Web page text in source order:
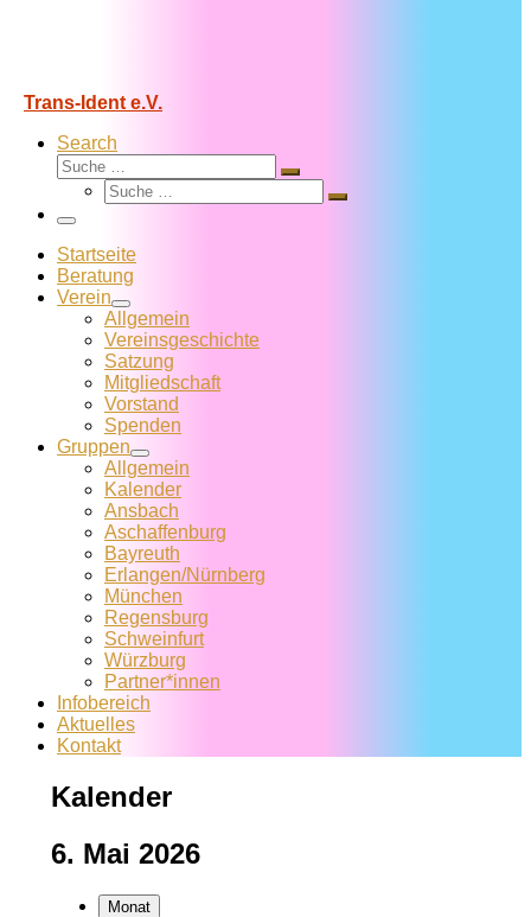
Trans-Ident e.V.
Search
Suche
Suche
Suche
Suche
Menü
Startseite
Beratung
Verein
Allgemein
Vereins­geschichte
Satzung
Mitglied­schaft
Vorstand
Spenden
Gruppen
Allgemein
Kalender
Ansbach
Aschaffenburg
Bayreuth
Erlangen/Nürnberg
München
Regensburg
Schweinfurt
Würzburg
Partner*innen
Infobereich
Aktuelles
Kontakt
Kalender
6. Mai 2026
Monat